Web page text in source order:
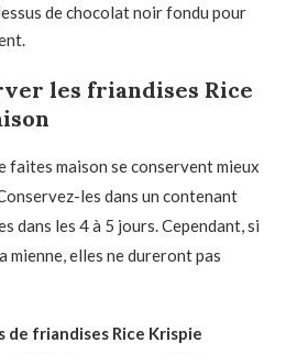
de chocolat noir fondu pour
les friandises Rice
faites maison se conservent mieux
les dans un contenant
dans les 4 à 5 jours. Cependant, si
mienne, elles ne dureront pas
de friandises Rice Krispie